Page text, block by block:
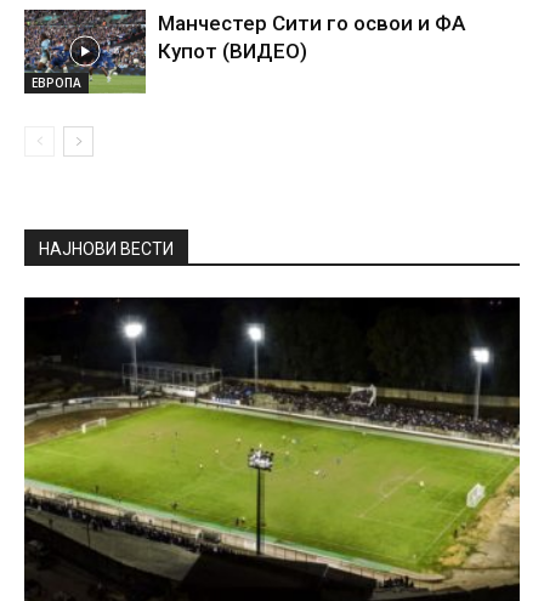
ЕВРОПА
Манчестер Сити го освои и ФА
Купот (ВИДЕО)
НАЈНОВИ ВЕСТИ